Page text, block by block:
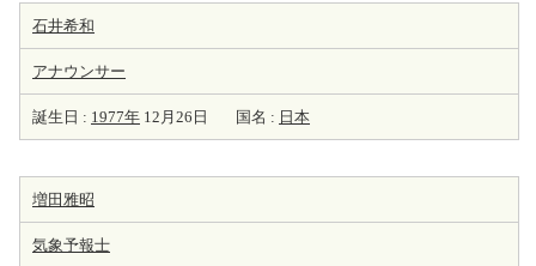
石井希和
アナウンサー
誕生日 : 1977年 12月26日 国名 : 日本
増田雅昭
気象予報士